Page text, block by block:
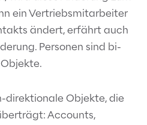
ein Vertriebsmitarbeiter
ändert, erfährt auch
Personen sind bi-
direktionale Objekte, die
Accounts,